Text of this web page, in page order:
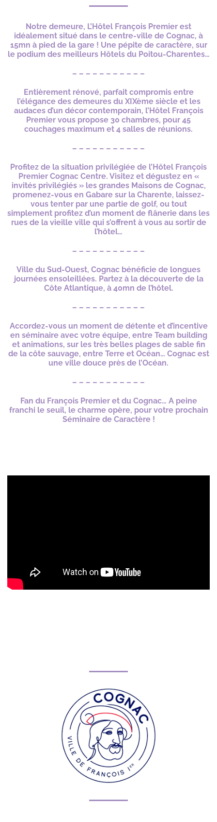
Notre demeure, L’Hôtel François Premier est
idéalement situé dans le centre-ville de Cognac, à
15mn à pied de la gare ! Une pépite de caractère, sur
le podium des meilleurs Hôtels du Poitou-Charentes…
– – – – – – – – – – –
Entièrement rénové, parfait compromis entre
l’élégance des demeures du XIXème siècle et les
audaces d’un décor contemporain, l’Hôtel François
Premier vous propose 30 chambres, pour 45
couchages maximum et 4 salles de réunions.
– – – – – – – – – – –
Profitez de la situation privilégiée de l’Hôtel François
Premier Cognac Centre. Visitez et dégustez en «
invités privilégiés » les grandes Maisons de Cognac,
promenez-vous en Gabare sur la Charente, laissez-
vous tenter par une partie de golf, ou tout
simplement profitez d’un moment de flânerie dans les
rues de la vieille ville qui s’offrent à vous au sortir de
l’hôtel…
– – – – – – – – – – –
Ville du Sud-Ouest, Cognac bénéficie de longues
journées ensoleillées. Partez à la découverte de la
Côte Atlantique, à 40mn de l’hôtel.
– – – – – – – – – – –
Accordez-vous un moment de détente et d’incentive
en séminaire avec votre équipe, entre Team building
et animations, sur les très belles plages de sable fin
de la côte sauvage, entre Terre et Océan… Cognac est
une ville douce près de l’Océan.
– – – – – – – – – – –
Fan du François Premier et du Cognac… A peine
franchi le seuil, le charme opère, pour votre prochain
Séminaire de Caractère !